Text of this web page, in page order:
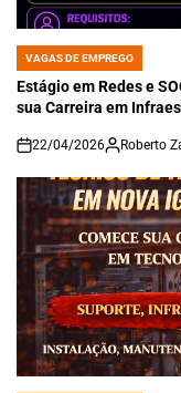
POSTED
IN
VAGAS DE EMPREGO
Estágio em Redes e
sua Carreira em
on
22/04/2026 Roberto